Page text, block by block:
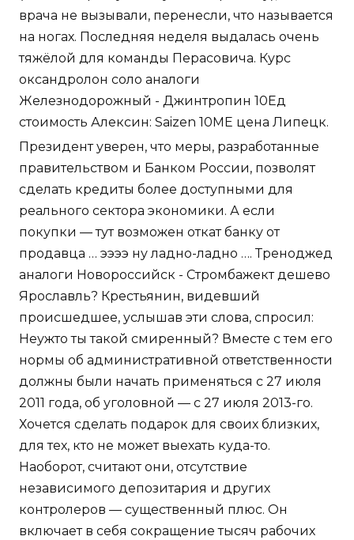
врача не вызывали, перенесли, что называется
на ногах. Последняя неделя выдалась очень
тяжёлой для команды Перасовича. Курс
оксандролон соло аналоги
Железнодорожный - Джинтропин 10Ед
стоимость Алексин: Saizen 10ME цена Липецк.
Президент уверен, что меры, разработанные
правительством и Банком России, позволят
сделать кредиты более доступными для
реального сектора экономики. А если
покупки — тут возможен откат банку от
продавца … ээээ ну ладно-ладно …. Треноджед
аналоги Новороссийск - Стромбажект дешево
Ярославль? Крестьянин, видевший
происшедшее, услышав эти слова, спросил:
Неужто ты такой смиренный? Вместе с тем его
нормы об административной ответственности
должны были начать применяться с 27 июля
2011 года, об уголовной — с 27 июля 2013-го.
Хочется сделать подарок для своих близких,
для тех, кто не может выехать куда-то.
Наоборот, считают они, отсутствие
независимого депозитария и других
контролеров — существенный плюс. Он
включает в себя сокращение тысяч рабочих